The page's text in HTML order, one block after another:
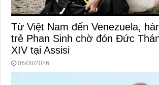
Từ Việt Nam đến Venezuela,
trẻ Phan Sinh chờ đón Đức
XIV tại Assisi
06/08/2026